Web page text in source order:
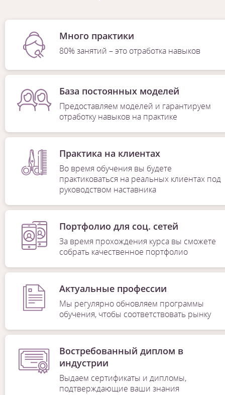
Много практики
80% занятий – это отработка навыков
База постоянных моделей
Предоставляем моделей и гарантируем
отработку навыков на практике
Практика на клиентах
Во время обучения вы будете
практиковаться на реальных клиентах под
руководством наставника
Портфолио для соц. сетей
За время прохождения курса вы сможете
собрать качественное портфолио
Актуальные профессии
Мы регулярно обновляем программы
обучения, чтобы соответствовать рынку
Востребованный диплом в
индустрии
Выдаем сертификаты и дипломы,
подтверждающие ваши знания